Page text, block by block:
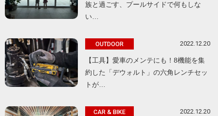
族と過ごす、プールサイドで何もしな
い…
OUTDOOR 2022.12.20
【工具】愛車のメンテにも！8機能を集
約した「デウォルト」の六角レンチセッ
トが…
CAR & BIKE 2022.12.20